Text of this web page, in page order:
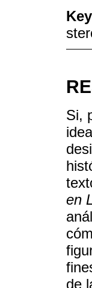
Si,
en
de